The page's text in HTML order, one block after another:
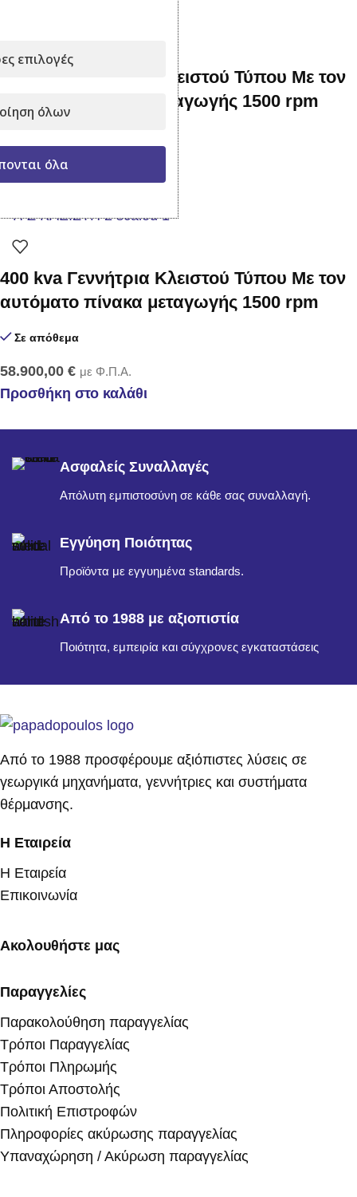
275 kva Γεννήτρια Κλειστού Τύπου Με τον
αυτόματο πίνακα μεταγωγής 1500 rpm
42.900,00
400 kva Γεννήτρια Κλειστού Τύπου Με τον
αυτόματο πίνακα μεταγωγής 1500 rpm
Σε απόθεμα
58.900,00 € με Φ.Π.Α.
Προσθήκη στο καλάθι
Ασφαλείς Συναλλαγές
Απόλυτη εμπιστοσύνη σε κάθε σας συναλλαγή.
Εγγύηση Ποιότητας
Προϊόντα με εγγυημένα standards.
Από το 1988 με αξιοπιστία
Ποιότητα, εμπειρία και σύγχρονες εγκαταστάσεις
Από το 1988 προσφέρουμε αξιόπιστες λύσεις σε
γεωργικά μηχανήματα, γεννήτριες και συστήματα
θέρμανσης.
Η Εταιρεία
Η Εταιρεία
Επικοινωνία
Ακολουθήστε μας
Παραγγελίες
Παρακολούθηση παραγγελίας
Τρόποι Παραγγελίας
Τρόποι Πληρωμής
Τρόποι Αποστολής
Πολιτική Επιστροφών
Πληροφορίες ακύρωσης παραγγελίας
Υπαναχώρηση / Ακύρωση παραγγελίας
επιλογές
όλων
όλα